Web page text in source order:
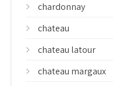
chardonnay
chateau
chateau latour
chateau margaux